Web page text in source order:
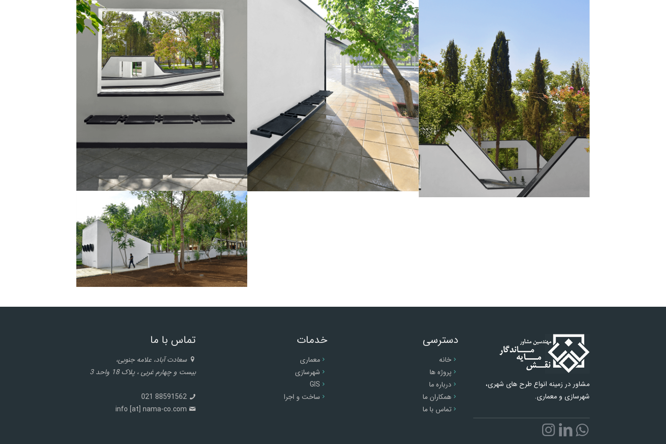
مشاور در زمینه انواع طرح های شهری،
شهرسازی و معماری.
دسترسی
خانه
پروژه ها
درباره ما
همکاران ما
تماس با ما
خدمات
معماری
شهرسازی
GIS
ساخت و اجرا
تماس با ما
سعادت آباد، علامه جنوبی،
بیست و چهارم غربی ، پلاک 18 واحد 3
88591562 021